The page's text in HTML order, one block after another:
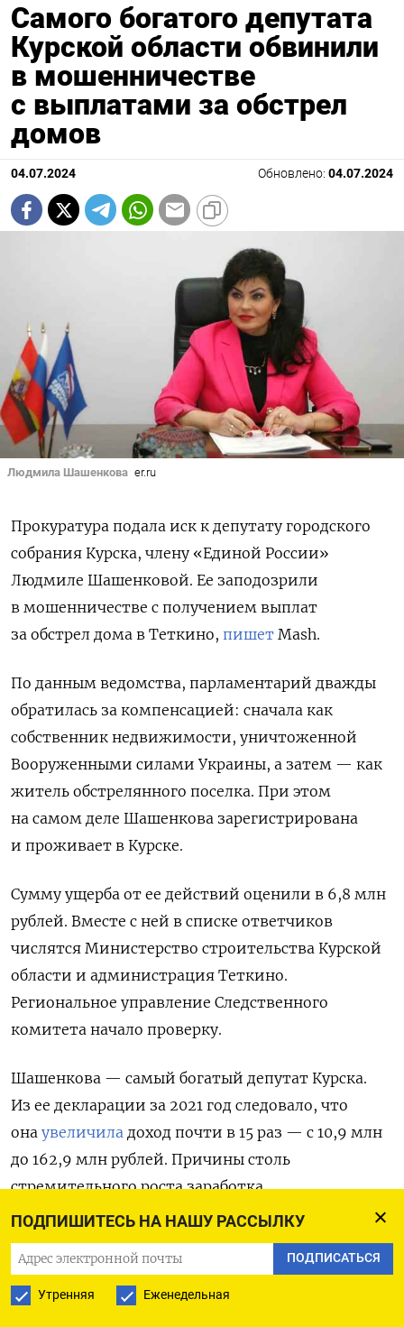
ПОДПИШИТЕСЬ НА НАШУ РАССЫЛКУ
ПОДПИСАТЬСЯ
Утренняя Еженедельная
Самого богатого депутата
Курской области обвинили
в мошенничестве
с выплатами за обстрел
домов
04.07.2024 Обновлено: 04.07.2024
Людмила Шашенкова er.ru
Прокуратура подала иск к депутату городского
собрания Курска, члену «Единой России»
Людмиле Шашенковой. Ее заподозрили
в мошенничестве с получением выплат
за обстрел дома в Теткино, пишет Mash.
По данным ведомства, парламентарий дважды
обратилась за компенсацией: сначала как
собственник недвижимости, уничтоженной
Вооруженными силами Украины, а затем — как
житель обстрелянного поселка. При этом
на самом деле Шашенкова зарегистрирована
и проживает в Курске.
Сумму ущерба от ее действий оценили в 6,8 млн
рублей. Вместе с ней в списке ответчиков
числятся Министерство строительства Курской
области и администрация Теткино.
Региональное управление Следственного
комитета начало проверку.
Шашенкова — самый богатый депутат Курска.
Из ее декларации за 2021 год следовало, что
она увеличила доход почти в 15 раз — с 10,9 млн
до 162,9 млн рублей. Причины столь
стремительного роста заработка
не приводились. На тот момент депутат владела
21 объектом недвижимости и 14
автомобилями. После начала войны в Украине
президент России Владимир Путин разрешил